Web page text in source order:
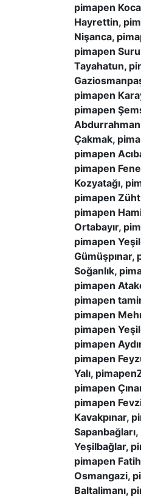
pimapen
Hayrettin,
Nişanca,
pimapen
Tayahatun,
pimapen
pimapen
Çakmak,
pimapen
pimapen
Kozyatağı,
pimapen
pimapen
Ortabayır,
pimapen
Soğanlık,
pimapen
pimapen
pimapen
pimapen
pimapen
pimapen
Yalı,
pimapen
pimapen
Kavakpınar,
Yeşilbağlar,
pimapen
Osmangazi,
Baltalimanı,